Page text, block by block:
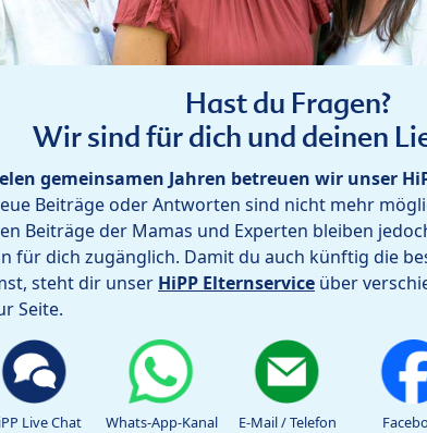
Hast du Fragen?
Wir sind für dich und deinen
gemeinsamen Jahren betreuen wir unser
Beiträge oder Antworten sind nicht mehr
Beiträge der Mamas und Experten bleiben
für dich zugänglich. Damit du auch künftig die
steht dir unser HiPP Elternservice über
Seite.
Live Chat Whats-App-Kanal E-Mail / Telefon